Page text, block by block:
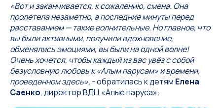
«Вот и заканчивается, к сожалению, смена. Она
пролетела незаметно, а последние минуты перед
расставанием — такие волнительные. Но главное, что
вы были активными, получили вдохновение,
обменялись эмоциями, вы были на одной волне!
Очень хочется, чтобы каждый из вас увёз с собой
безусловную любовь к «Алым парусам» и времени,
проведенном здесь», - обратилась к детям Елена
Саенко, директор ВДЦ «Алые паруса».